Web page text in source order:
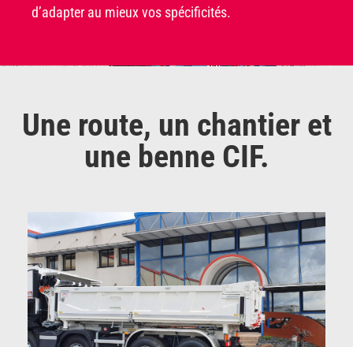
d’adapter au mieux vos spécificités.
Une route, un chantier et
une benne CIF.